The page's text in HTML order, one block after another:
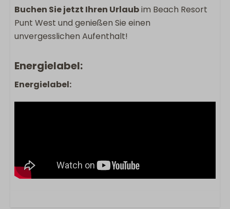
Buchen Sie jetzt Ihren Urlaubim Beach Resort
Punt West und genießen Sie einen
unvergesslichen Aufenthalt!
Energielabel:
Energielabel: